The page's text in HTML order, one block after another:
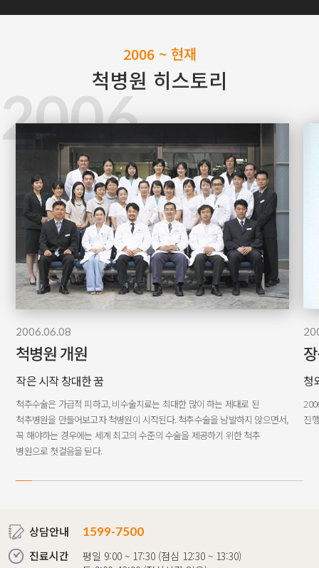
2006
2006 ~ 현재
척병원 히스토리
2006.06.08
척병원 개원
작은 시작 창대한 꿈
척추수술은 가급적 피하고, 비수술치료는 최대한 많이 하는 제대로 된
척추병원을 만들어보고자 척병원이 시작된다. 척추수술을 남발하지 않으면서,
꼭 해야하는 경우에는 세계 최고의 수준의 수술을 제공하기 위한 척추
병원으로 첫걸음을 딛다.
청
진
상담안내
1599-7500
진료시간
평일 9:00 ~ 17:30 (점심 12:30 ~ 13:30)